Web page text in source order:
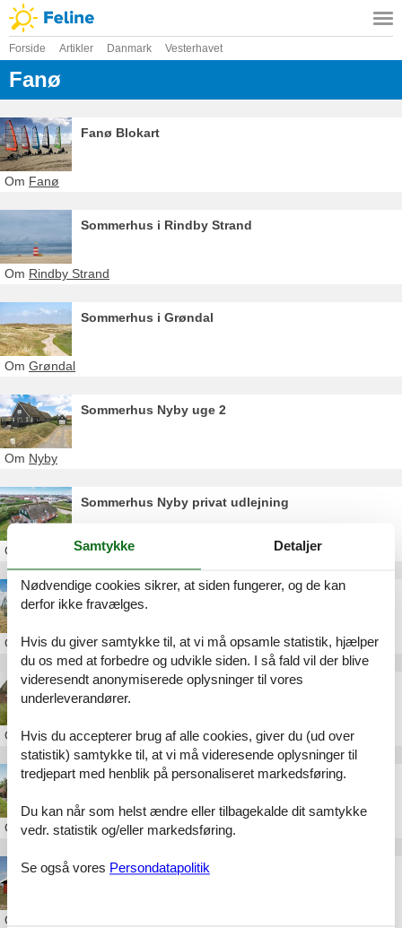
Forside Artikler Danmark Vesterhavet
Fanø
Fanø Blokart
Om Fanø
Sommerhus i Rindby Strand
Om Rindby Strand
Sommerhus i Grøndal
Om Grøndal
Sommerhus Nyby uge 2
Om Nyby
Sommerhus Nyby privat udlejning
Om
Sommerhus Nyby privat Danmark
OmNyby
Sommerhus Sønderho privat Strandvej
OmSønderho
Luksus sommerhus Sønderho Strandvej
OmSønderho
Sommerhus Sønderho privat Fanø
Om
Samtykke Detaljer
Nødvendige cookies sikrer, at siden fungerer, og de kan
derfor ikke fravælges.
Hvis du giver samtykke til, at vi må opsamle statistik, hjælper
du os med at forbedre og udvikle siden. I så fald vil der blive
videresendt anonymiserede oplysninger til vores
underleverandører.
Hvis du accepterer brug af alle cookies, giver du (ud over
statistik) samtykke til, at vi må videresende oplysninger til
tredjepart med henblik på personaliseret markedsføring.
Du kan når som helst ændre eller tilbagekalde dit samtykke
vedr. statistik og/eller markedsføring.
Se også vores Persondatapolitik